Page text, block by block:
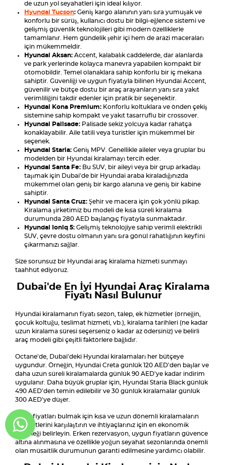
de uzun yol seyahatleri için ideal kılıyor.
Hyundai Tucson: Geniş kargo alanının yanı sıra yumuşak ve
konforlu bir sürüş, kullanıcı dostu bir bilgi-eğlence sistemi ve
gelişmiş güvenlik teknolojileri gibi modern özelliklerle
tamamlanır. Hem gündelik şehir içi hem de arazi maceraları
için mükemmeldir.
Hyundai Aksan: Accent, kalabalık caddelerde, dar alanlarda
ve park yerlerinde kolayca manevra yapabilen kompakt bir
otomobildir. Temel olanaklara sahip konforlu bir iç mekana
sahiptir. Güvenliği ve uygun fiyatıyla bilinen Hyundai Accent,
güvenilir ve bütçe dostu bir araç arayanların yanı sıra yakıt
verimliliğini takdir edenler için pratik bir seçenektir.
Hyundai Kona Premium: Konforlu koltuklara ve önden çekiş
sistemine sahip kompakt ve yakıt tasarruflu bir crossover.
Hyundai Palisade: Palisade sekiz yolcuya kadar rahatça
konaklayabilir. Aile tatili veya turistler için mükemmel bir
seçenek.
Hyundai Staria: Geniş MPV. Genellikle aileler veya gruplar bu
modelden bir Hyundai kiralamayı tercih eder.
Hyundai Santa Fe: Bu SUV, bir aileyi veya bir grup arkadaşı
taşımak için Dubai'de bir Hyundai araba kiraladığınızda
mükemmel olan geniş bir kargo alanına ve geniş bir kabine
sahiptir.
Hyundai Santa Cruz: Şehir ve macera için çok yönlü pikap.
Kiralama şirketimiz bu modeli de kısa süreli kiralama
durumunda 280 AED başlangıç fiyatıyla sunmaktadır.
Hyundai Ioniq 5: Gelişmiş teknolojiye sahip verimli elektrikli
SUV, çevre dostu olmanın yanı sıra gönül rahatlığının keyfini
çıkarmanızı sağlar.
Size sorunsuz bir Hyundai araç kiralama hizmeti sunmayı
taahhüt ediyoruz.
Dubai'de En İyi Hyundai Araç Kiralama
Fiyatı Nasıl Bulunur
Hyundai kiralamanın fiyatı sezon, talep, ek hizmetler (örneğin,
çocuk koltuğu, teslimat hizmeti, vb.), kiralama tarihleri (ne kadar
uzun kiralama süresi seçerseniz o kadar az ödersiniz) ve belirli
araç modeli gibi çeşitli faktörlere bağlıdır.
Octane'de, Dubai'deki Hyundai kiralamaları her bütçeye
uygundur. Örneğin, Hyundai Creta günlük 120 AED'den başlar ve
daha uzun süreli kiralamalarda günlük 90 AED'ye kadar indirim
uygulanır. Daha büyük gruplar için, Hyundai Staria Black günlük
490 AED'den temin edilebilir ve 30 günlük kiralamalar günlük
300 AED'ye düşer.
En iyi fiyatları bulmak için kısa ve uzun dönemli kiralamaların
maliyetlerini karşılaştırın ve ihtiyaçlarınız için en ekonomik
seçeneği belirleyin. Erken rezervasyon, uygun fiyatların güvence
altına alınmasına ve özellikle yoğun seyahat sezonlarında önemli
olan müsaitlik durumunun garanti edilmesine yardımcı olabilir.